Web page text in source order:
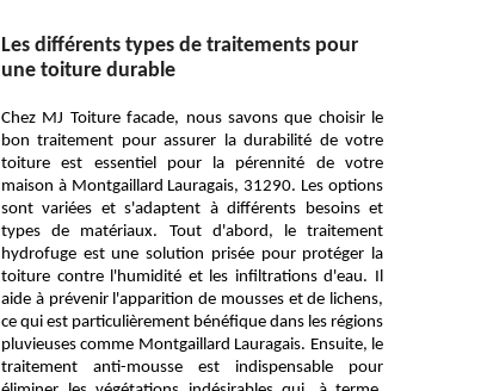
Les différents types de traitements pour
une toiture durable
Chez MJ Toiture facade, nous savons que choisir le
bon traitement pour assurer la durabilité de votre
toiture est essentiel pour la pérennité de votre
maison à Montgaillard Lauragais, 31290. Les options
sont variées et s'adaptent à différents besoins et
types de matériaux. Tout d'abord, le traitement
hydrofuge est une solution prisée pour protéger la
toiture contre l'humidité et les infiltrations d'eau. Il
aide à prévenir l'apparition de mousses et de lichens,
ce qui est particulièrement bénéfique dans les régions
pluvieuses comme Montgaillard Lauragais. Ensuite, le
traitement anti-mousse est indispensable pour